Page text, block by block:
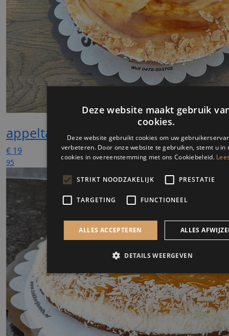
appeltaart klein
€ 19
95